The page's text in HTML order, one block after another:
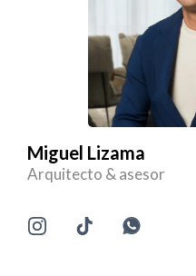
Miguel Lizama
Arquitecto & asesor